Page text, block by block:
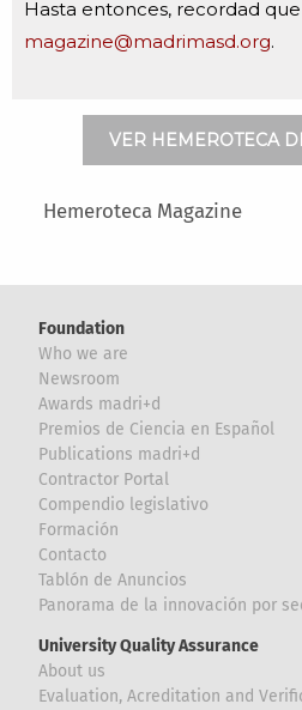
Main menu
Hemeroteca Magazine
Hasta entonces, recordad
magazine@madrimasd.org.
VER HEMEROTECA
Foundation
Who we are
Newsroom
Awards madri+d
Premios de Ciencia en Español
Publications madri+d
Contractor Portal
Compendio legislativo
Formación
Contacto
Tablón de Anuncios
Panorama de la innovación por
University Quality Assurance
About us
Evaluation, Acreditation and